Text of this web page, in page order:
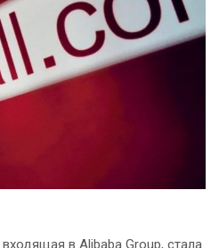
входящая в Alibaba Group, стала